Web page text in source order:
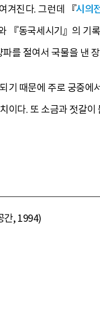
겨진다. 그런데 『시의
『동국세시기』의 기
를 절여서 국물을 낸
때문에 주로 궁중
다. 또 소금과 젓갈
간, 1994)